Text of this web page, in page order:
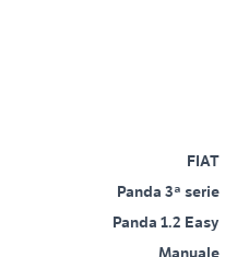
FIAT
Panda 3ª serie
Panda 1.2 Easy
Manuale